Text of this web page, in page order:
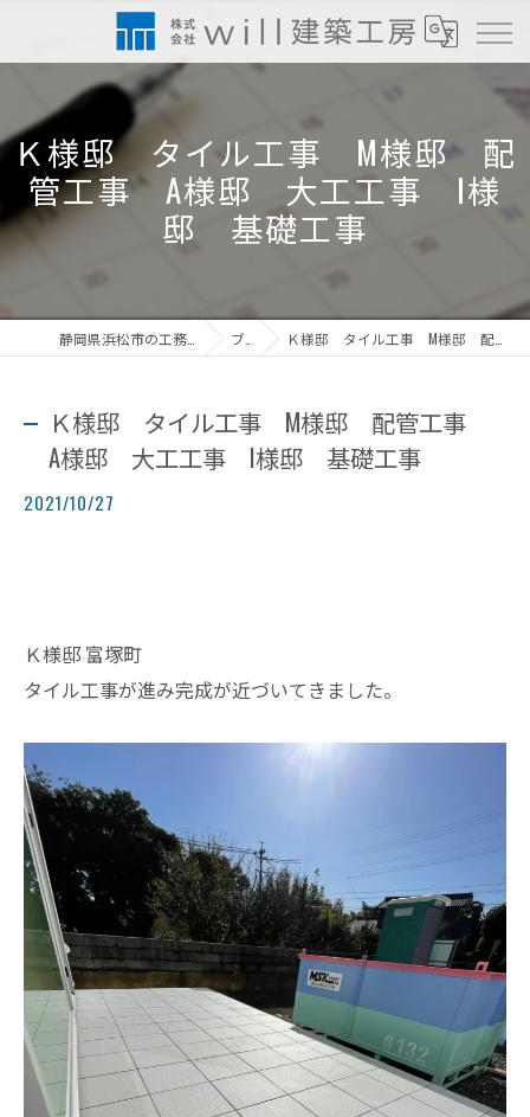
Ｋ様邸 タイル工事 M様邸 配
管工事 A様邸 大工工事 I様
邸 基礎工事
ブログ Ｋ様邸 タイル工事 M様邸 配管工事 A様邸 大工工事 I様邸 基礎工事
Ｋ様邸 タイル工事 M様邸 配管工事
A様邸 大工工事 I様邸 基礎工事
2021/10/27
Ｋ様邸 富塚町
タイル工事が進み完成が近づいてきました。